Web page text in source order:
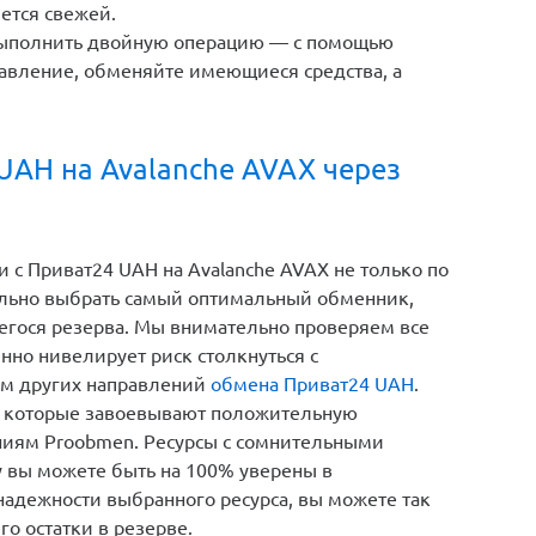
свежей.
двойную операцию — с помощью
обменяйте имеющиеся средства, а
на Avalanche AVAX через
Приват24 UAH на Avalanche AVAX не только по
выбрать самый оптимальный обменник,
резерва. Мы внимательно проверяем все
нивелирует риск столкнуться с
других направлений обмена Приват24 UAH.
завоевывают положительную
Proobmen. Ресурсы с сомнительными
вы можете быть на 100% уверены в
выбранного ресурса, вы можете так
остатки в резерве.